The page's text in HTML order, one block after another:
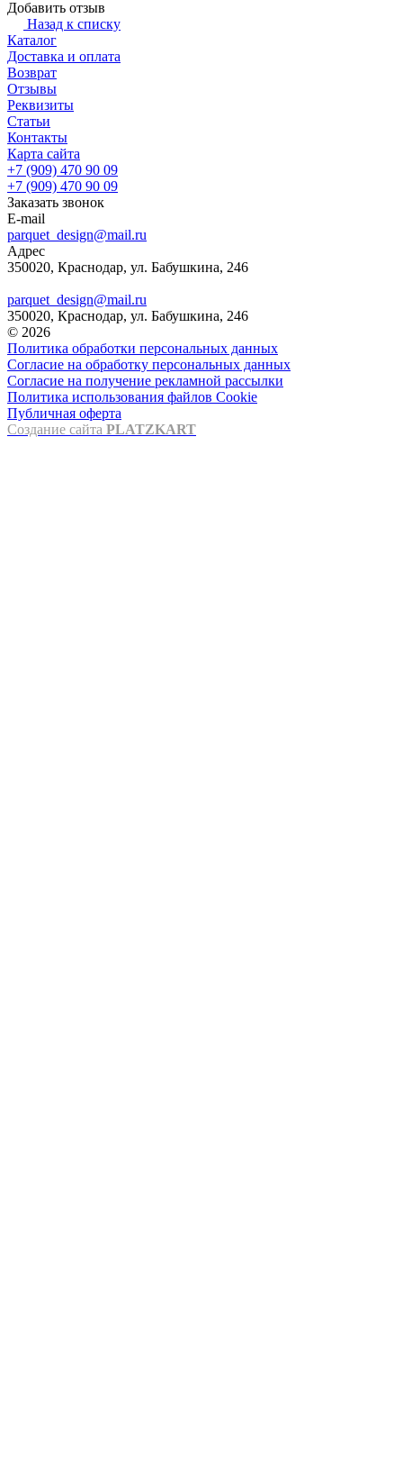
Добавить отзыв
Назад к списку
Каталог
Доставка и оплата
Возврат
Отзывы
Реквизиты
Статьи
Контакты
Карта сайта
+7 (909) 470 90 09
+7 (909) 470 90 09
Заказать звонок
E-mail
parquet_design@mail.ru
Адрес
350020, Краснодар, ул. Бабушкина, 246
parquet_design@mail.ru
350020, Краснодар, ул. Бабушкина, 246
© 2026
Политика обработки персональных данных
Согласие на обработку персональных данных
Согласие на получение рекламной рассылки
Политика использования файлов Cookie
Публичная оферта
Создание сайта PLATZKART